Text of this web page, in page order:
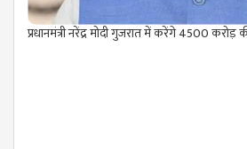
प्रधानमंत्री नरेंद्र मोदी गुजरात में करेंगे 4500 करोड़